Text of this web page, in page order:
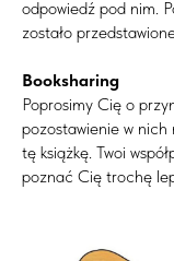
odpowiedź pod nim.
zostało
Booksharing
Poprosimy Cię o
pozostawienie w
tę książkę. Twoi
poznać Cię trochę